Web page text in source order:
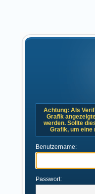
Achtung: Als
Grafik
werden. Sollte
Grafik, um eine
Benutzername:
Passwort: